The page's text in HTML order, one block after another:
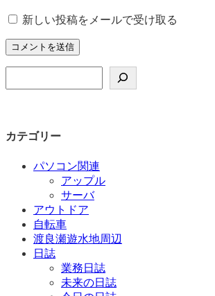
新しい投稿をメールで受け取る
索
カテゴリー
パソコン関連
アップル
サーバ
アウトドア
自転車
渡良瀬遊水地周辺
日誌
業務日誌
未来の日誌